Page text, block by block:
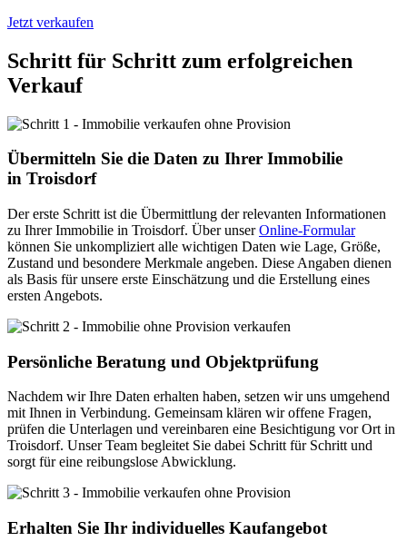
Jetzt verkaufen
Schritt für Schritt zum erfolgreichen
Verkauf
Übermitteln Sie die Daten zu Ihrer Immobilie
in Troisdorf
Der erste Schritt ist die Übermittlung der relevanten Informationen
zu Ihrer Immobilie in Troisdorf. Über unserOnline-Formular
können Sie unkompliziert alle wichtigen Daten wie Lage, Größe,
Zustand und besondere Merkmale angeben. Diese Angaben dienen
als Basis für unsere erste Einschätzung und die Erstellung eines
ersten Angebots.
Persönliche Beratung und Objektprüfung
Nachdem wir Ihre Daten erhalten haben, setzen wir uns umgehend
mit Ihnen in Verbindung. Gemeinsam klären wir offene Fragen,
prüfen die Unterlagen und vereinbaren eine Besichtigung vor Ort in
Troisdorf. Unser Team begleitet Sie dabei Schritt für Schritt und
sorgt für eine reibungslose Abwicklung.
Erhalten Sie Ihr individuelles Kaufangebot